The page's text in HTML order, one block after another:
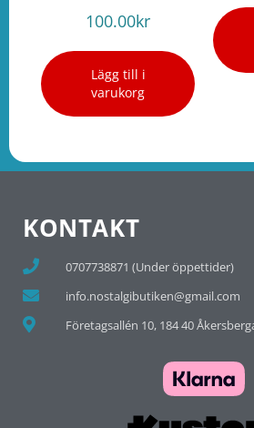
100.00kr
Lägg till i
varukorg
KONTAKT
0707738871 (Under öppettider)
info.nostalgibutiken@gmail.com
Företagsallén 10, 184 40